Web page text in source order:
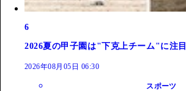
6
2026夏の甲子園は"下克上チーム"に注目
2026年08月05日 06:30
スポーツ